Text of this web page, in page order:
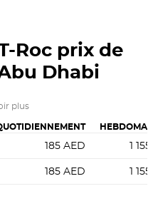
Roc prix de
Dhabi
plus
185 AED 1 155
185 AED 1 155